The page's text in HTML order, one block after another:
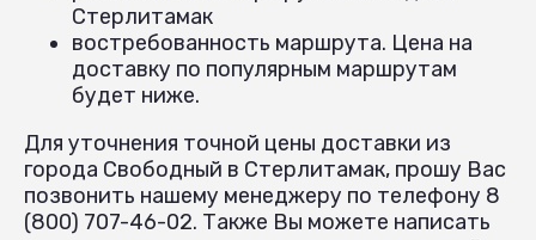
Стерлитамак
востребованность маршрута. Цена на
доставку по популярным маршрутам
будет ниже.
Для уточнения точной цены доставки из
города Свободный в Стерлитамак, прошу Вас
позвонить нашему менеджеру по телефону 8
(800) 707-46-02. Также Вы можете написать